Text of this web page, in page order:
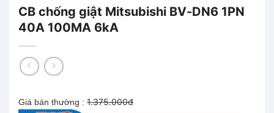
CB chống giật Mitsubishi BV-DN6 1PN
40A 100MA 6kA
Giá bán thường : 1.375.000đ